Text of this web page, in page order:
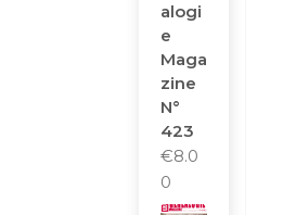
Alogi
E
Maga
Zine
N°
423
€8.0
0